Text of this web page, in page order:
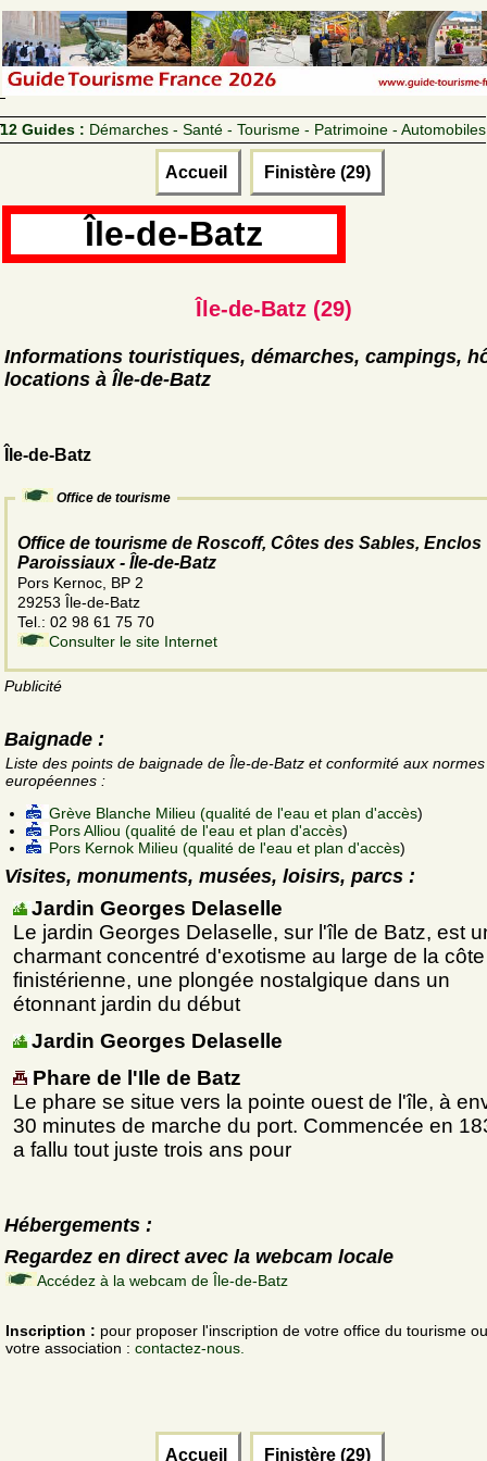
12 Guides : Démarches - Santé - Tourisme - Patrimoine - Automobiles
Accueil Finistère (29)
Île-de-Batz
Île-de-Batz (29)
Informations touristiques, démarches, campings,
locations à Île-de-Batz
Île-de-Batz
Office de tourisme
Office de tourisme de Roscoff, Côtes des Sables, Enclos
Paroissiaux - Île-de-Batz
Pors Kernoc, BP 2
29253 Île-de-Batz
Tel.: 02 98 61 75 70
Consulter le site Internet
Publicité
Baignade :
Liste des points de baignade de Île-de-Batz et conformité aux normes
européennes :
Grève Blanche Milieu (qualité de l'eau et plan d'accès)
Pors Alliou (qualité de l'eau et plan d'accès)
Pors Kernok Milieu (qualité de l'eau et plan d'accès)
Visites, monuments, musées, loisirs, parcs :
Jardin Georges Delaselle
Le jardin Georges Delaselle, sur l'île de Batz, est
charmant concentré d'exotisme au large de la côte
finistérienne, une plongée nostalgique dans un
étonnant jardin du début
Jardin Georges Delaselle
Phare de l'Ile de Batz
Le phare se situe vers la pointe ouest de l'île, à
30 minutes de marche du port. Commencée en
a fallu tout juste trois ans pour
Hébergements :
Regardez en direct avec la webcam locale
Accédez à la webcam de Île-de-Batz
Inscription : pour proposer l'inscription de votre office du tourisme
votre association : contactez-nous.
Accueil Finistère (29)